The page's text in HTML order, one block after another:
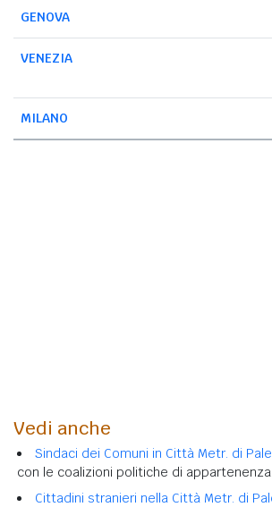
GENOVA
VENEZIA
MILANO
Vedi anche
Sindaci dei Comuni in Città Metr. di
con le coalizioni politiche di appartenenza.
Cittadini stranieri nella Città Metr. di